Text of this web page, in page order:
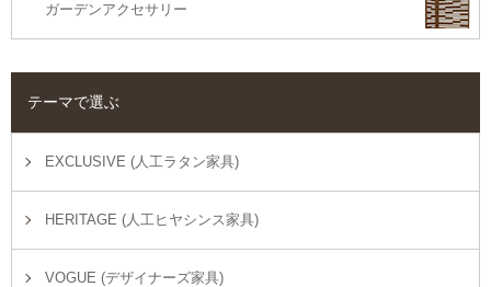
ガーデンアクセサリー
テーマで選ぶ
EXCLUSIVE (人工ラタン家具)
HERITAGE (人工ヒヤシンス家具)
VOGUE (デザイナーズ家具)